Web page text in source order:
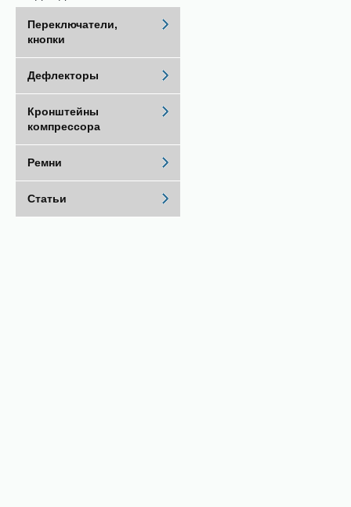
Переключатели,
кнопки
Дефлекторы
Кронштейны
компрессора
Ремни
Статьи